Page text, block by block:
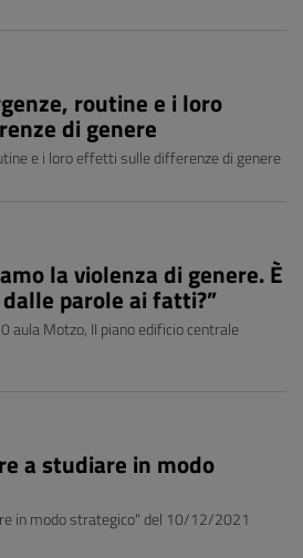
routine e i loro
di genere
e i loro effetti sulle differenze di genere
la violenza di genere. È
parole ai fatti?”
aula Motzo, II piano edificio centrale
a studiare in modo
in modo strategico" del 10/12/2021